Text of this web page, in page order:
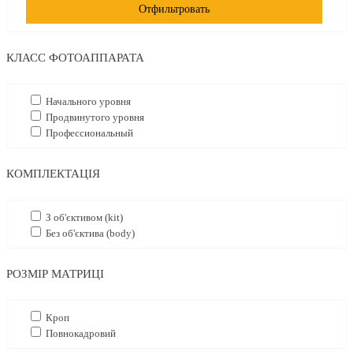
Отфильтровать
КЛАСС ФОТОАППАРАТА
Начального уровня
Продвинутого уровня
Профессиональный
КОМПЛЕКТАЦІЯ
З об'єктивом (kit)
Без об'єктива (body)
РОЗМІР МАТРИЦІ
Кроп
Повнокадровий